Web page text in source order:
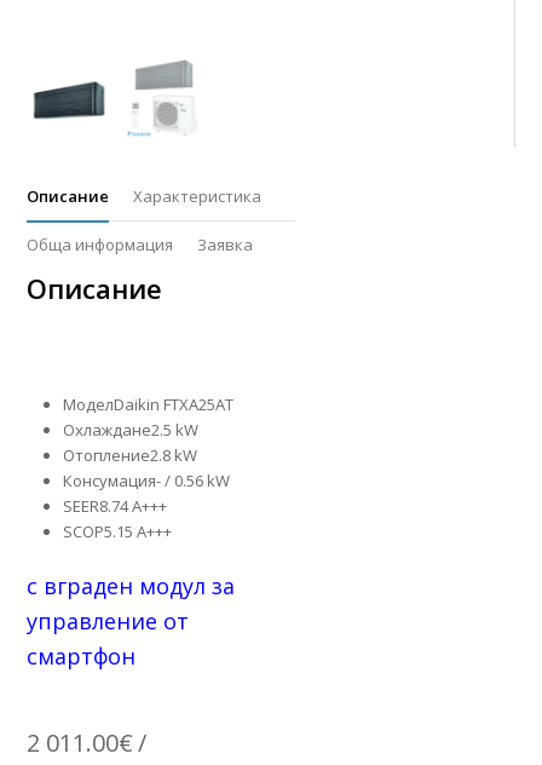
Описание Характеристика
Обща информация Заявка
Описание
МоделDaikin FTXA25AT
Охлаждане2.5 kW
Отопление2.8 kW
Консумация- / 0.56 kW
SEER8.74 A+++
SCOP5.15 A+++
с вграден модул за
управление от
смартфон
2 011.00€ /